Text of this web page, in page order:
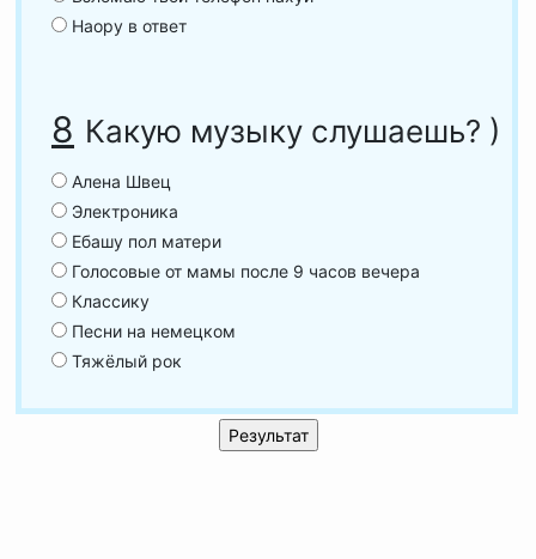
Наору в ответ
8 Какую музыку слушаешь? )
Алена Швец
Электроника
Ебашу пол матери
Голосовые от мамы после 9 часов вечера
Классику
Песни на немецком
Тяжёлый рок